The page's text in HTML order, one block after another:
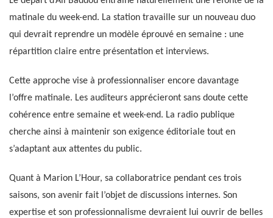
matinale du week-end. La station travaille sur un nouveau duo
qui devrait reprendre un modèle éprouvé en semaine : une
répartition claire entre présentation et interviews.
Cette approche vise à professionnaliser encore davantage
l’offre matinale. Les auditeurs apprécieront sans doute cette
cohérence entre semaine et week-end. La radio publique
cherche ainsi à maintenir son exigence éditoriale tout en
s’adaptant aux attentes du public.
Quant à Marion L’Hour, sa collaboratrice pendant ces trois
saisons, son avenir fait l’objet de discussions internes. Son
expertise et son professionnalisme devraient lui ouvrir de belles